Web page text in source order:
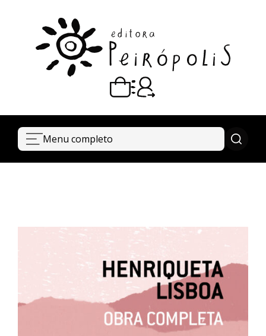
Carrinho vazio
Quando escolher seus livros, eles aparecem aqui.
Menu completo